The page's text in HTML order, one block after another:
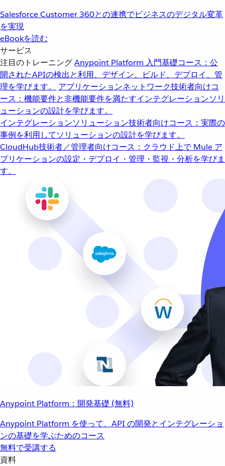
Salesforce Customer 360との連携でビジネスのデジタル変革
を実現
eBookを読む
サービス
注目のトレーニングAnypoint Platform 入門基礎コース：公
開されたAPIの検出と利用、デザイン、ビルド、デプロイ、管
理を学びます。
アプリケーションネットワーク技術者向けコ
ース：機能要件と非機能要件を満たすインテグレーションソリ
ューションの設計を学びます。
インテグレーションソリューション技術者向けコース：実際の
事例を利用してソリューションの設計を学びます。
CloudHub技術者／管理者向けコース：クラウド上で Mule ア
プリケーションの設定・デプロイ・管理・監視・分析を学びま
す。
Anypoint Platform：開発基礎 (無料)
Anypoint Platform を使って、API の開発とインテグレーショ
ンの基礎を学ぶためのコース
無料で受講する
資料